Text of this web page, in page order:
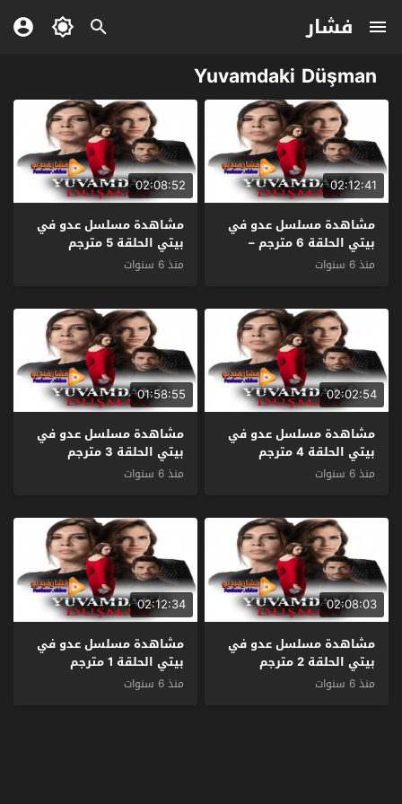
فشار
Yuvamdaki Düşman
02:12:41
مشاهدة مسلسل عدو في
بيتي الحلقة 6 مترجم –
الاخيرة
منذ 6 سنوات
02:08:52
مشاهدة مسلسل عدو في
بيتي الحلقة 5 مترجم
منذ 6 سنوات
02:02:54
مشاهدة مسلسل عدو في
بيتي الحلقة 4 مترجم
منذ 6 سنوات
01:58:55
مشاهدة مسلسل عدو في
بيتي الحلقة 3 مترجم
منذ 6 سنوات
02:08:03
مشاهدة مسلسل عدو في
بيتي الحلقة 2 مترجم
منذ 6 سنوات
02:12:34
مشاهدة مسلسل عدو في
بيتي الحلقة 1 مترجم
منذ 6 سنوات